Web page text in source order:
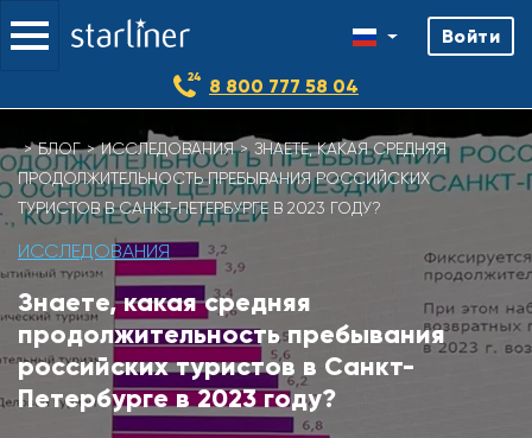
to
content
Войти
8 800 777 58 04
БЛОГ ИССЛЕДОВАНИЯ
ЗНАЕТЕ, КАКАЯ СРЕДНЯЯ
ПРОДОЛЖИТЕЛЬНОСТЬ ПРЕБЫВАНИЯ РОССИЙСКИХ
ТУРИСТОВ В САНКТ-ПЕТЕРБУРГЕ В 2023 ГОДУ?
ИССЛЕДОВАНИЯ
Знаете, какая средняя
продолжительность пребывания
российских туристов в Санкт-
Петербурге в 2023 году?